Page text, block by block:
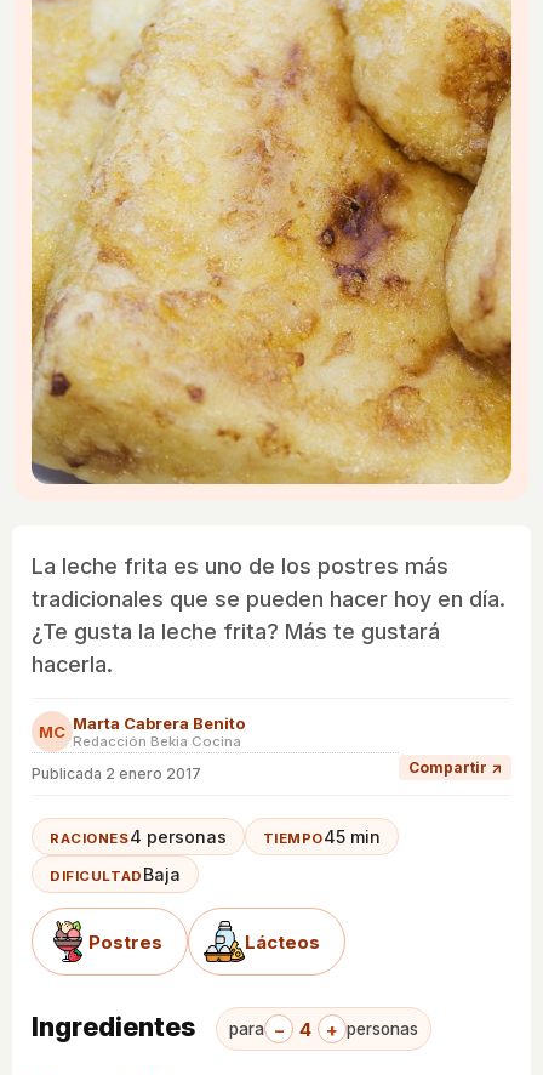
La leche frita es uno de los postres más
tradicionales que se pueden hacer hoy en día.
¿Te gusta la leche frita? Más te gustará
hacerla.
MC Marta Cabrera Benito
Redacción Bekia Cocina
Publicada 2 enero 2017 Compartir ↗
RACIONES4 personas TIEMPO45 min
DIFICULTAD Baja
Postres Lácteos
Ingredientes para − 4 + personas